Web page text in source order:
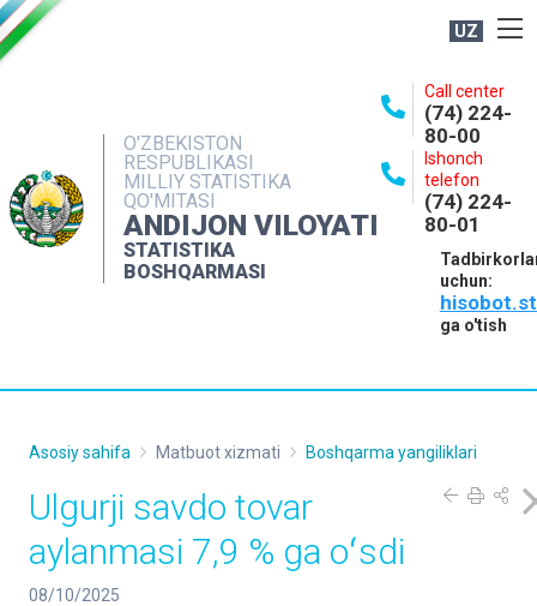
UZ
O'ZBEKISTON
RESPUBLIKASI
MILLIY STATISTIKA
QO'MITASI
ANDIJON VILOYATI
STATISTIKA
BOSHQARMASI
Call center
(74) 224-
80-00
Ishonch
telefon
(74) 224-
80-01
uchun:
ga o'tish
NASHRLAR
INTERAKTIV XIZMATLAR
MATBUOT XIZMATI
MUROJAATLAR
Asosiy sahifa Matbuot xizmati Boshqarma yangiliklari
Ulgurji savdo tovar
aylanmasi 7,9 % ga oʻsdi
08/10/2025